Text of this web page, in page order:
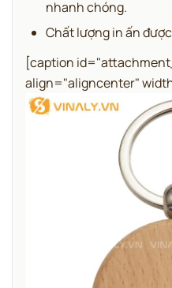
nhanh chóng.
Chất lượng in ấn
[caption
align="aligncenter"